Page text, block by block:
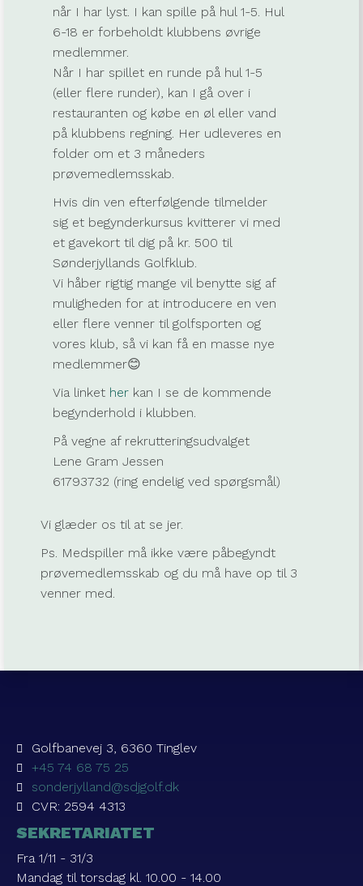
når I har lyst. I kan spille på hul 1-5. Hul
6-18 er forbeholdt klubbens øvrige
medlemmer.
Når I har spillet en runde på hul 1-5
(eller flere runder), kan I gå over i
restauranten og købe en øl eller vand
på klubbens regning. Her udleveres en
folder om et 3 måneders
prøvemedlemsskab.
Hvis din ven efterfølgende tilmelder
sig et begynderkursus kvitterer vi med
et gavekort til dig på kr. 500 til
Sønderjyllands Golfklub.
Vi håber rigtig mange vil benytte sig af
muligheden for at introducere en ven
eller flere venner til golfsporten og
vores klub, så vi kan få en masse nye
medlemmer😊
Via linket her kan I se de kommende
begynderhold i klubben.
På vegne af rekrutteringsudvalget
Lene Gram Jessen
61793732 (ring endelig ved spørgsmål)
Vi glæder os til at se jer.
Ps. Medspiller må ikke være påbegyndt
prøvemedlemsskab og du må have op til 3
venner med.
Golfbanevej 3, 6360 Tinglev
+45 74 68 75 25
sonderjylland@sdjgolf.dk
CVR: 2594 4313
SEKRETARIATET
Fra 1/11 - 31/3
Mandag til torsdag kl. 10.00 - 14.00